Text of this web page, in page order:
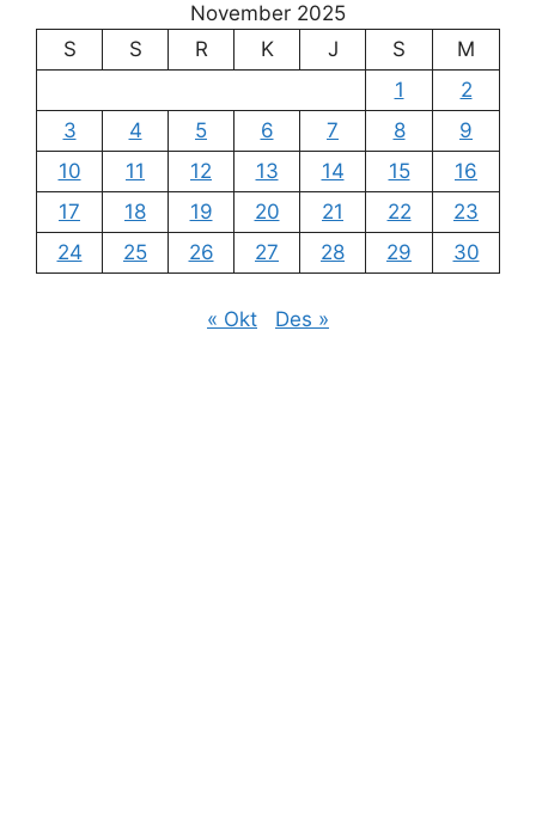
November 2025
S
S R K J S
M
1
2
3
4 5 6 7 8
9
10
11 12 13 14 15
16
17
18 19 20 21 22
23
24
25 26 27 28 29 30
« Okt Des »